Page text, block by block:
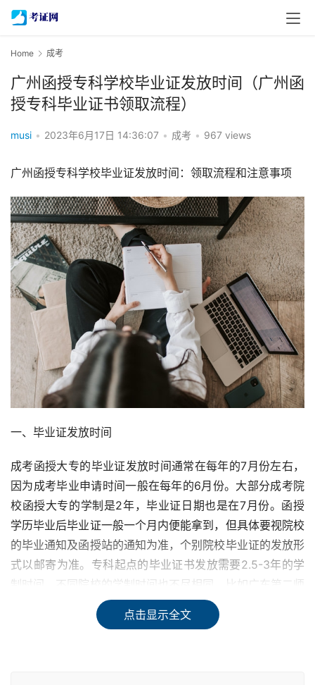
Home 成考
广州函授专科学校毕业证发放时间（广州函
授专科毕业证书领取流程）
musi • 2023年6月17日 14:36:07 • 成考 • 967 views
广州函授专科学校毕业证发放时间：领取流程和注意事项
一、毕业证发放时间
成考函授大专的毕业证发放时间通常在每年的7月份左右，
因为成考毕业申请时间一般在每年的6月份。大部分成考院
校函授大专的学制是2年，毕业证日期也是在7月份。函授
学历毕业后毕业证一般一个月内便能拿到，但具体要视院校
的毕业通知及函授站的通知为准，个别院校毕业证的发放形
式以邮寄为准。专科起点的毕业证书发放需要2.5-3年的学
制时间，不同院校的学制时间也不尽相同，比如广东第二师
范学院是2.5年的时间，而广东金融学院、广州航海学院的
函授专升本则需3年的学制时间。因此，函授学历拿证时间
点击显示全文